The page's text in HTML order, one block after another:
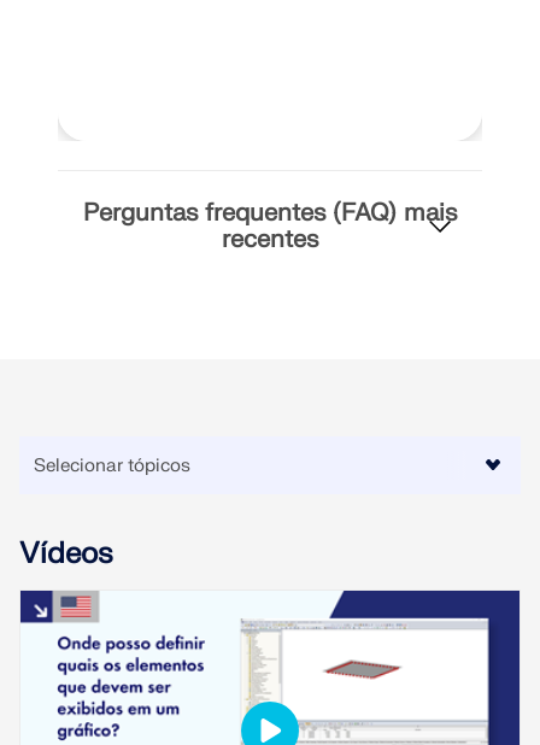
Perguntas frequentes (FAQ) mais
recentes
Vídeos